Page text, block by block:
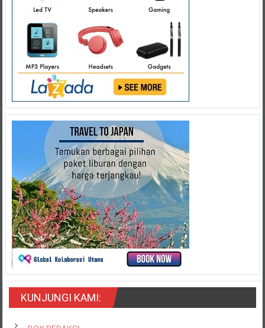
KUNJUNGI KAMI: